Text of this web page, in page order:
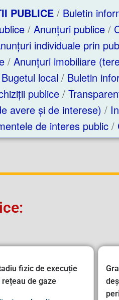
PUBLICE/ Buletin
/ Anunțuri publice/
individuale prin
/ Anunțuri imobiliare
Bugetul local / Buletin
publice/
avere și de interese) /
de interes public/
fizic de execuție
rețeau de gaze